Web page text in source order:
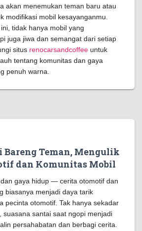
akan menemukan teman baru atau
modifikasi mobil kesayanganmu.
tidak hanya mobil yang
juga jiwa dan semangat dari setiap
situs renocarsandcoffee untuk
tentang komunitas dan gaya
penuh warna.
Bareng Teman, Mengulik
dan Komunitas Mobil
gaya hidup — cerita otomotif dan
biasanya menjadi daya tarik
pecinta otomotif. Tak hanya sekadar
suasana santai saat ngopi menjadi
persahabatan dan berbagi cerita.